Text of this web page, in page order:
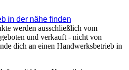
in der nähe finden
werden ausschließlich vom
und verkauft - nicht von
dich an einen Handwerksbetrieb in